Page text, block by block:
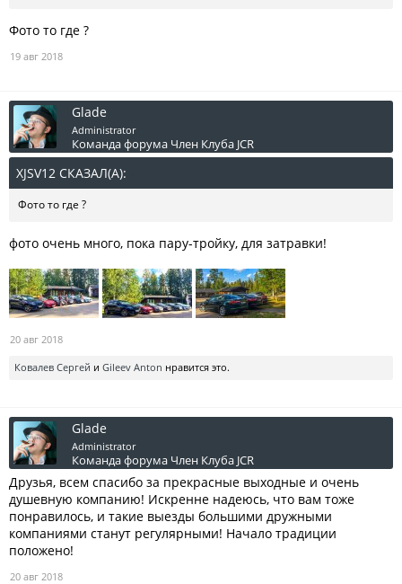
Фото то где ?
19 авг 2018
Glade
Administrator
Команда форума Член Клуба JCR
XJSV12 СКАЗАЛ(А):
Фото то где ?
фото очень много, пока пару-тройку, для затравки!
20 авг 2018
Ковалев Сергей и Gileev Anton нравится это.
Glade
Administrator
Команда форума Член Клуба JCR
Друзья, всем спасибо за прекрасные выходные и очень
душевную компанию! Искренне надеюсь, что вам тоже
понравилось, и такие выезды большими дружными
компаниями станут регулярными! Начало традиции
положено!
20 авг 2018